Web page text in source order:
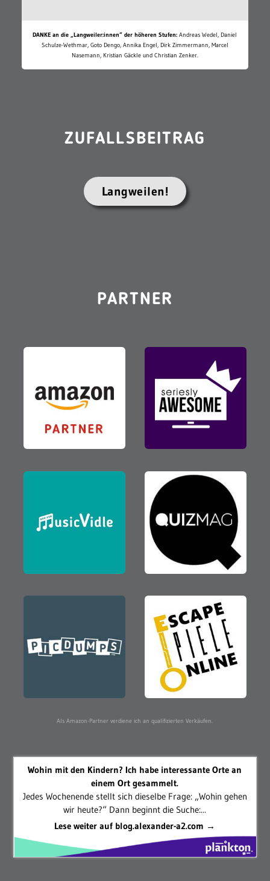
DANKE an die „Langweiler:innen“ der höheren Stufen: Andreas Wedel, Daniel
Schulze-Wethmar, Goto Dengo, Annika Engel, Dirk Zimmermann, Marcel
Nasemann, Kristian Gäckle und Christian Zenker.
ZUFALLSBEITRAG
Langweilen!
PARTNER
Als Amazon-Partner verdiene ich an qualifizierten Verkäufen.
Wohin mit den Kindern? Ich habe interessante Orte an
einem Ort gesammelt.
Jedes Wochenende stellt sich dieselbe Frage: „Wohin gehen
wir heute?“ Dann beginnt die Suche:...
Lese weiter auf blog.alexander-a2.com →